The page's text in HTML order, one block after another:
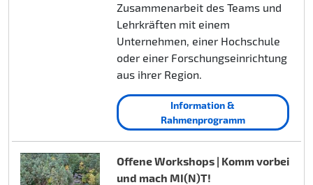
Zusammenarbeit des Teams und
Lehrkräften mit einem
Unternehmen, einer Hochschule
oder einer Forschungseinrichtung
aus ihrer Region.
Information &
Rahmenprogramm
Offene Workshops | Komm vorbei
und mach MI(N)T!